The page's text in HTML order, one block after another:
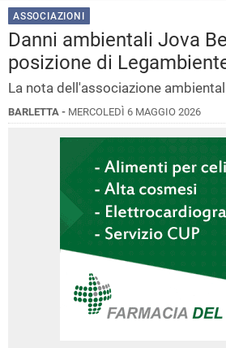
ASSOCIAZIONI
Danni ambientali Jova
posizione di
La nota dell'associazione
BARLETTA - MERCOLEDÌ 6 MAGGIO 2026